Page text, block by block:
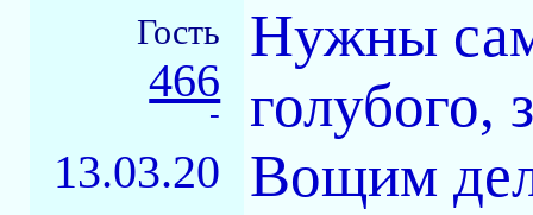
Гость
466
-
13.03.20
Нужны
голубого,
Вощим